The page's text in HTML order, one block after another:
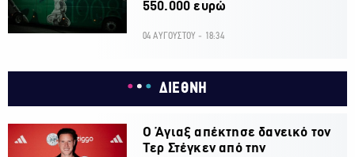
550.000 ευρώ
04 ΑΥΓΟΥΣΤΟΥ - 18:34
ΔΙΕΘΝΗ
Ο Άγιαξ απέκτησε δανεικό τον
Τερ Στέγκεν από την